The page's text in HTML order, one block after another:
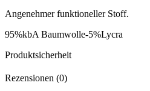
Angenehmer funktioneller Stoff.
95%kbA Baumwolle-5%Lycra
Produktsicherheit
Rezensionen (0)